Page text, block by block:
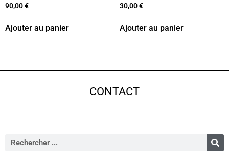
90,00€
Ajouter au panier
30,00€
Ajouter au panier
CONTACT